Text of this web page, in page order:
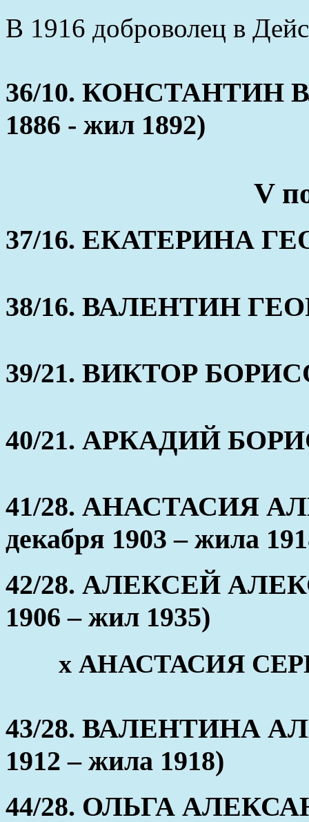
В 1916 доброволец в
36/10. КОНСТАНТИН
1886 - жил 1892)
V
37/16. ЕКАТЕРИНА
38/16. ВАЛЕНТИН
39/21. ВИКТОР
40/21. АРКАДИЙ
41/28. АНАСТАСИЯ
декабря 1903 – жила
42/28. АЛЕКСЕЙ
1906 – жил 1935)
x АНАСТАСИЯ
43/28. ВАЛЕНТИНА
1912 – жила 1918)
44/28. ОЛЬГА